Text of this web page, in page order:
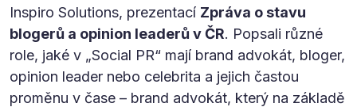
Inspiro Solutions, prezentací Zpráva o stavu
blogerů a opinion leaderů v ČR. Popsali různé
role, jaké v „Social PR“ mají brand advokát, bloger,
opinion leader nebo celebrita a jejich častou
proměnu v čase – brand advokát, který na základě